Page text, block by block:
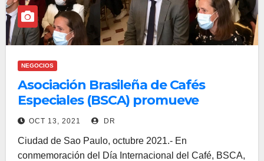
NEGOCIOS
Asociación Brasileña de Cafés
Especiales (BSCA) promueve
acciones internacionales para
OCT 13, 2021 DR
Ciudad de Sao Paulo, octubre 2021.- En
conmemoración del Día Internacional del Café, BSCA,